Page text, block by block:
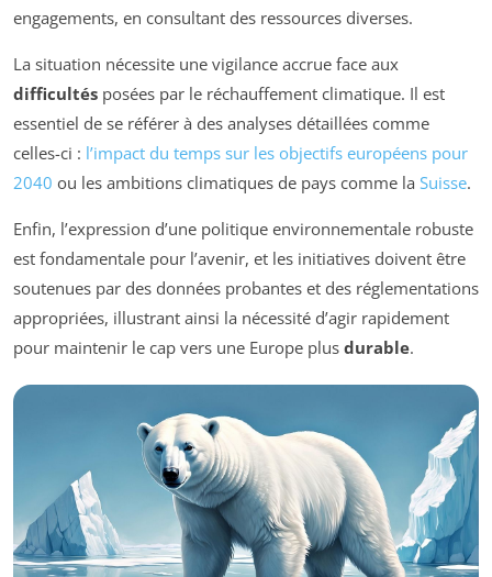
engagements, en consultant des ressources diverses.
La situation nécessite une vigilance accrue face aux
difficultés posées par le réchauffement climatique. Il est
essentiel de se référer à des analyses détaillées comme
celles-ci : l’impact du temps sur les objectifs européens pour
2040 ou les ambitions climatiques de pays comme la Suisse.
Enfin, l’expression d’une politique environnementale robuste
est fondamentale pour l’avenir, et les initiatives doivent être
soutenues par des données probantes et des réglementations
appropriées, illustrant ainsi la nécessité d’agir rapidement
pour maintenir le cap vers une Europe plus durable.